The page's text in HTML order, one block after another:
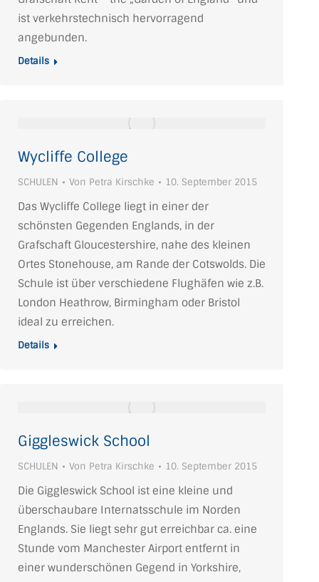
ist verkehrstechnisch hervorragend
angebunden.
Details
Wycliffe College
SCHULEN Von Petra Kirschke 10. September 2015
Das Wycliffe College liegt in einer der
schönsten Gegenden Englands, in der
Grafschaft Gloucestershire, nahe des kleinen
Ortes Stonehouse, am Rande der Cotswolds. Die
Schule ist über verschiedene Flughäfen wie z.B.
London Heathrow, Birmingham oder Bristol
ideal zu erreichen.
Details
Giggleswick School
SCHULEN Von Petra Kirschke 10. September 2015
Die Giggleswick School ist eine kleine und
überschaubare Internatsschule im Norden
Englands. Sie liegt sehr gut erreichbar ca. eine
Stunde vom Manchester Airport entfernt in
einer wunderschönen Gegend in Yorkshire,